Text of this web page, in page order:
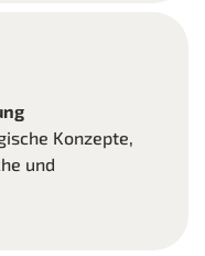
Konzepte,
und